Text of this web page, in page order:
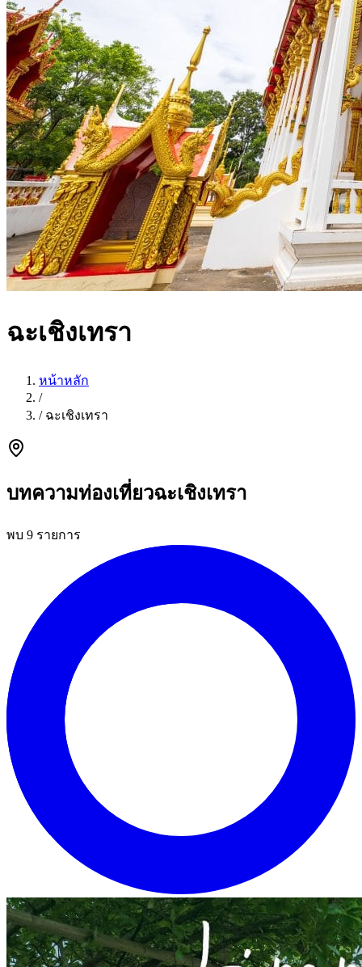
ฉะเชิงเทรา
หน้าหลัก
/
/ ฉะเชิงเทรา
บทความท่องเที่ยวฉะเชิงเทรา
พบ 9 รายการ